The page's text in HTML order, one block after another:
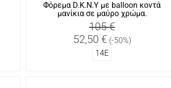
Φόρεμα D.K.N.Y με balloon κοντά
μανίκια σε μαύρο χρώμα.
105 €
52,50 € (-50%)
14Ε